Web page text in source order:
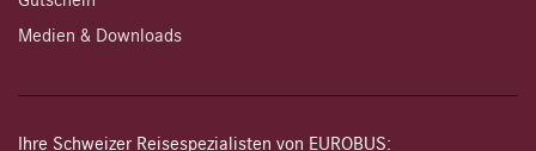
Medien & Downloads
Ihre Schweizer Reisespezialisten von EUROBUS: